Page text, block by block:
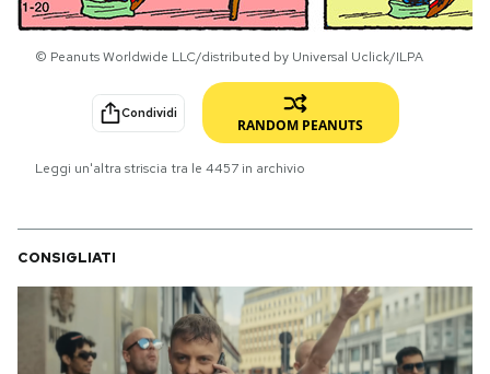
NEWSLETTER
I MIEI PREFERITI
SHOP
© Peanuts Worldwide LLC/distributed by Universal Uclick/ILPA
Condividi
RANDOM PEANUTS
Leggi un'altra striscia tra le 4457 in archivio
CONSIGLIATI